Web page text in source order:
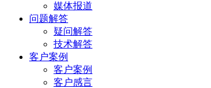
媒体报道
问题解答
疑问解答
技术解答
客户案例
客户案例
客户感言